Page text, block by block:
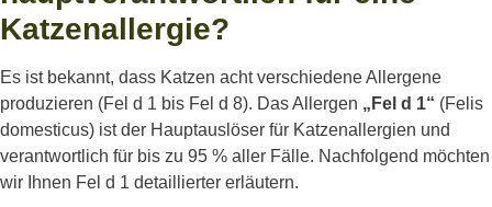
Katzenallergie?
Es ist bekannt, dass Katzen acht verschiedeneAllergene
produzieren (Fel d 1 bis Fel d 8). Das Allergen „ Fel d 1“ (Felis
domesticus) istder Hauptauslöser für Katzenallergien und
verantwortlich für bis zu 95 % aller Fälle. Nachfolgend möchten
wir Ihnen Fel d 1 detaillierter erläutern.